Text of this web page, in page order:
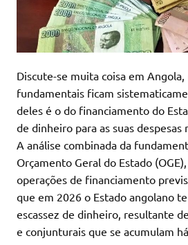
Discute-se muita coisa em
fundamentais ficam
deles é o do financiamento do
de dinheiro para as suas
A análise combinada da
Orçamento Geral do Estado
operações de financiamento
que em 2026 o Estado angolano
escassez de dinheiro, resultante
e conjunturais que se acumulam